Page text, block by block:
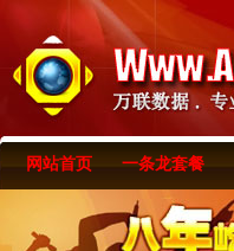
网站首页 一条龙套餐